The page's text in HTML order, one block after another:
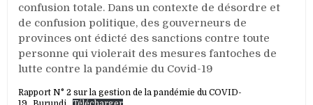
confusion totale. Dans un contexte de désordre et
de confusion politique, des gouverneurs de
provinces ont édicté des sanctions contre toute
personne qui violerait des mesures fantoches de
lutte contre la pandémie du Covid-19
Rapport N° 2 sur la gestion de la pandémie du COVID-